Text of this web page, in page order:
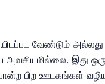
வேண்டும்
இது ஒரு
பிற ஊடகங்கள்